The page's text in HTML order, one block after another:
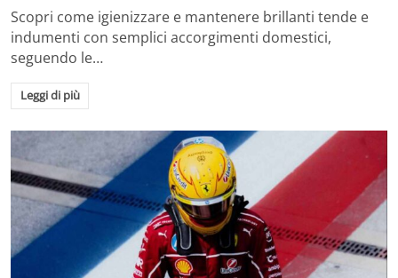
Scopri come igienizzare e mantenere brillanti tende e
indumenti con semplici accorgimenti domestici,
seguendo le…
Leggi di più